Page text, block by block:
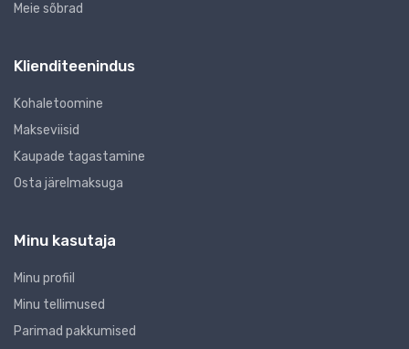
Meie sõbrad
Klienditeenindus
Kohaletoomine
Makseviisid
Kaupade tagastamine
Osta järelmaksuga
Minu kasutaja
Minu profiil
Minu tellimused
Parimad pakkumised